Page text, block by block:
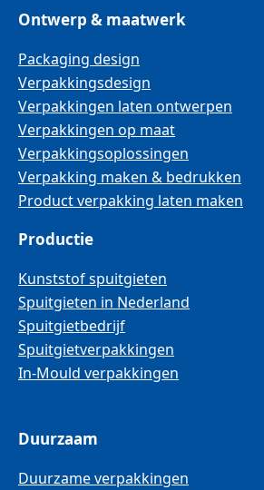
Ontwerp & maatwerk
Packaging design
Verpakkingsdesign
Verpakkingen laten ontwerpen
Verpakkingen op maat
Verpakkingsoplossingen
Verpakking maken & bedrukken
Product verpakking laten maken
Productie
Kunststof spuitgieten
Spuitgieten in Nederland
Spuitgietbedrijf
Spuitgietverpakkingen
In-Mould verpakkingen
Duurzaam
Duurzame verpakkingen